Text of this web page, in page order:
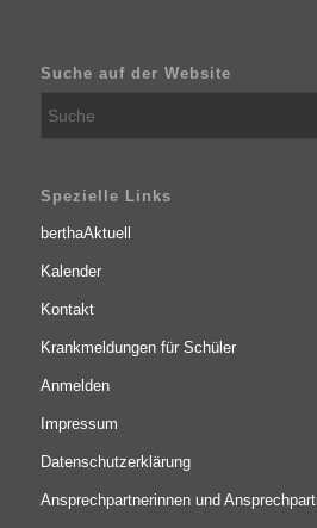
Suche auf der Website
Spezielle Links
berthaAktuell
Kalender
Kontakt
Krankmeldungen für Schüler
Anmelden
Impressum
Datenschutzerklärung
Ansprechpartnerinnen und